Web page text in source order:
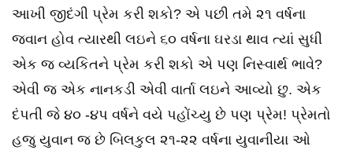
આખી જીદંગી પ્રેમ કરી શકો? એ પછી તમે ૨૧ વર્ષના
જવાન હોવ ત્યારથી લઇને ૬૦ વર્ષના ઘરડા થાવ ત્યાં સુધી
એક જ વ્યકિતને પ્રેમ કરી શકો એ પણ નિસ્વાર્થ ભાવે?
એવી જ એક નાનકડી એવી વાર્તા લઇને આવ્યો છુ. એક
દંપતી જે ૪૦ -૪પ વર્ષને વયે પહોંચ્યુ છે પણ પ્રેમ! પ્રેમતો
હજુ યુવાન જ છે બિલકુલ ૨૧-૨૨ વર્ષના યુવાનીયા ઓ